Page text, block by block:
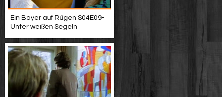
Ein Bayer auf Rügen S04E09-
Unter weißen Segeln